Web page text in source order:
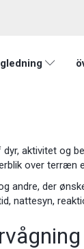
aktivitet og
over terræn
andre, der
nattesyn,